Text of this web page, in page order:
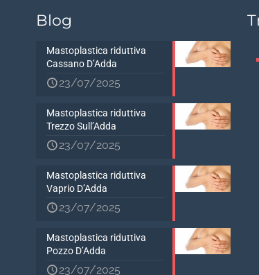
Blog
Mastoplastica riduttiva
Cassano D’Adda
23/07/2025
Mastoplastica riduttiva
Trezzo Sull’Adda
23/07/2025
Mastoplastica riduttiva
Vaprio D’Adda
23/07/2025
Mastoplastica riduttiva
Pozzo D’Adda
23/07/2025